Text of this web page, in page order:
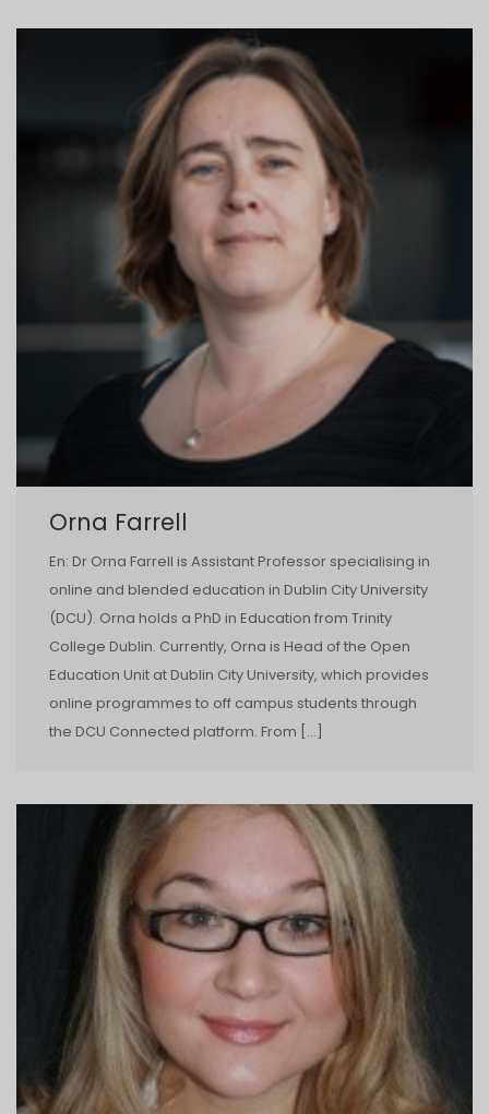
Orna Farrell
En: Dr Orna Farrell is Assistant Professor specialising in
online and blended education in Dublin City University
(DCU). Orna holds a PhD in Education from Trinity
College Dublin. Currently, Orna is Head of the Open
Education Unit at Dublin City University, which provides
online programmes to off campus students through
the DCU Connected platform. From […]